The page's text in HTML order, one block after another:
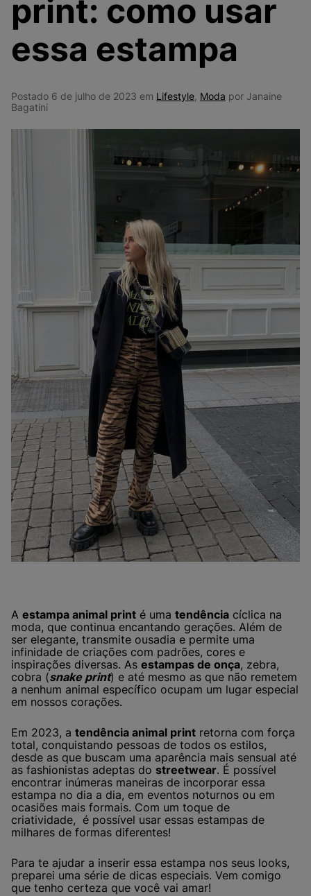
print: como usar
essa estampa
Postado 6 de julho de 2023 em Lifestyle Moda por Janaine
Bagatini
A estampa animal print é uma tendência cíclica na
moda, que continua encantando gerações. Além de
ser elegante, transmite ousadia e permite uma
infinidade de criações com padrões, cores e
inspirações diversas. As estampas de onça, zebra,
cobra (snake print) e até mesmo as que não remetem
a nenhum animal específico ocupam um lugar especial
em nossos corações.
Em 2023, a tendência animal print retorna com força
total, conquistando pessoas de todos os estilos,
desde as que buscam uma aparência mais sensual até
as fashionistas adeptas do streetwear. É possível
encontrar inúmeras maneiras de incorporar essa
estampa no dia a dia, em eventos noturnos ou em
ocasiões mais formais. Com um toque de
criatividade, é possível usar essas estampas de
milhares de formas diferentes!
Para te ajudar a inserir essa estampa nos seus looks,
preparei uma série de dicas especiais. Vem comigo
que tenho certeza que você vai amar!
10 º NEW BALANCE 204L